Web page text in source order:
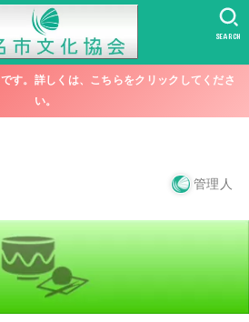
SEARCH
す。詳しくは、こちらをクリックしてくださ
い。
管理人